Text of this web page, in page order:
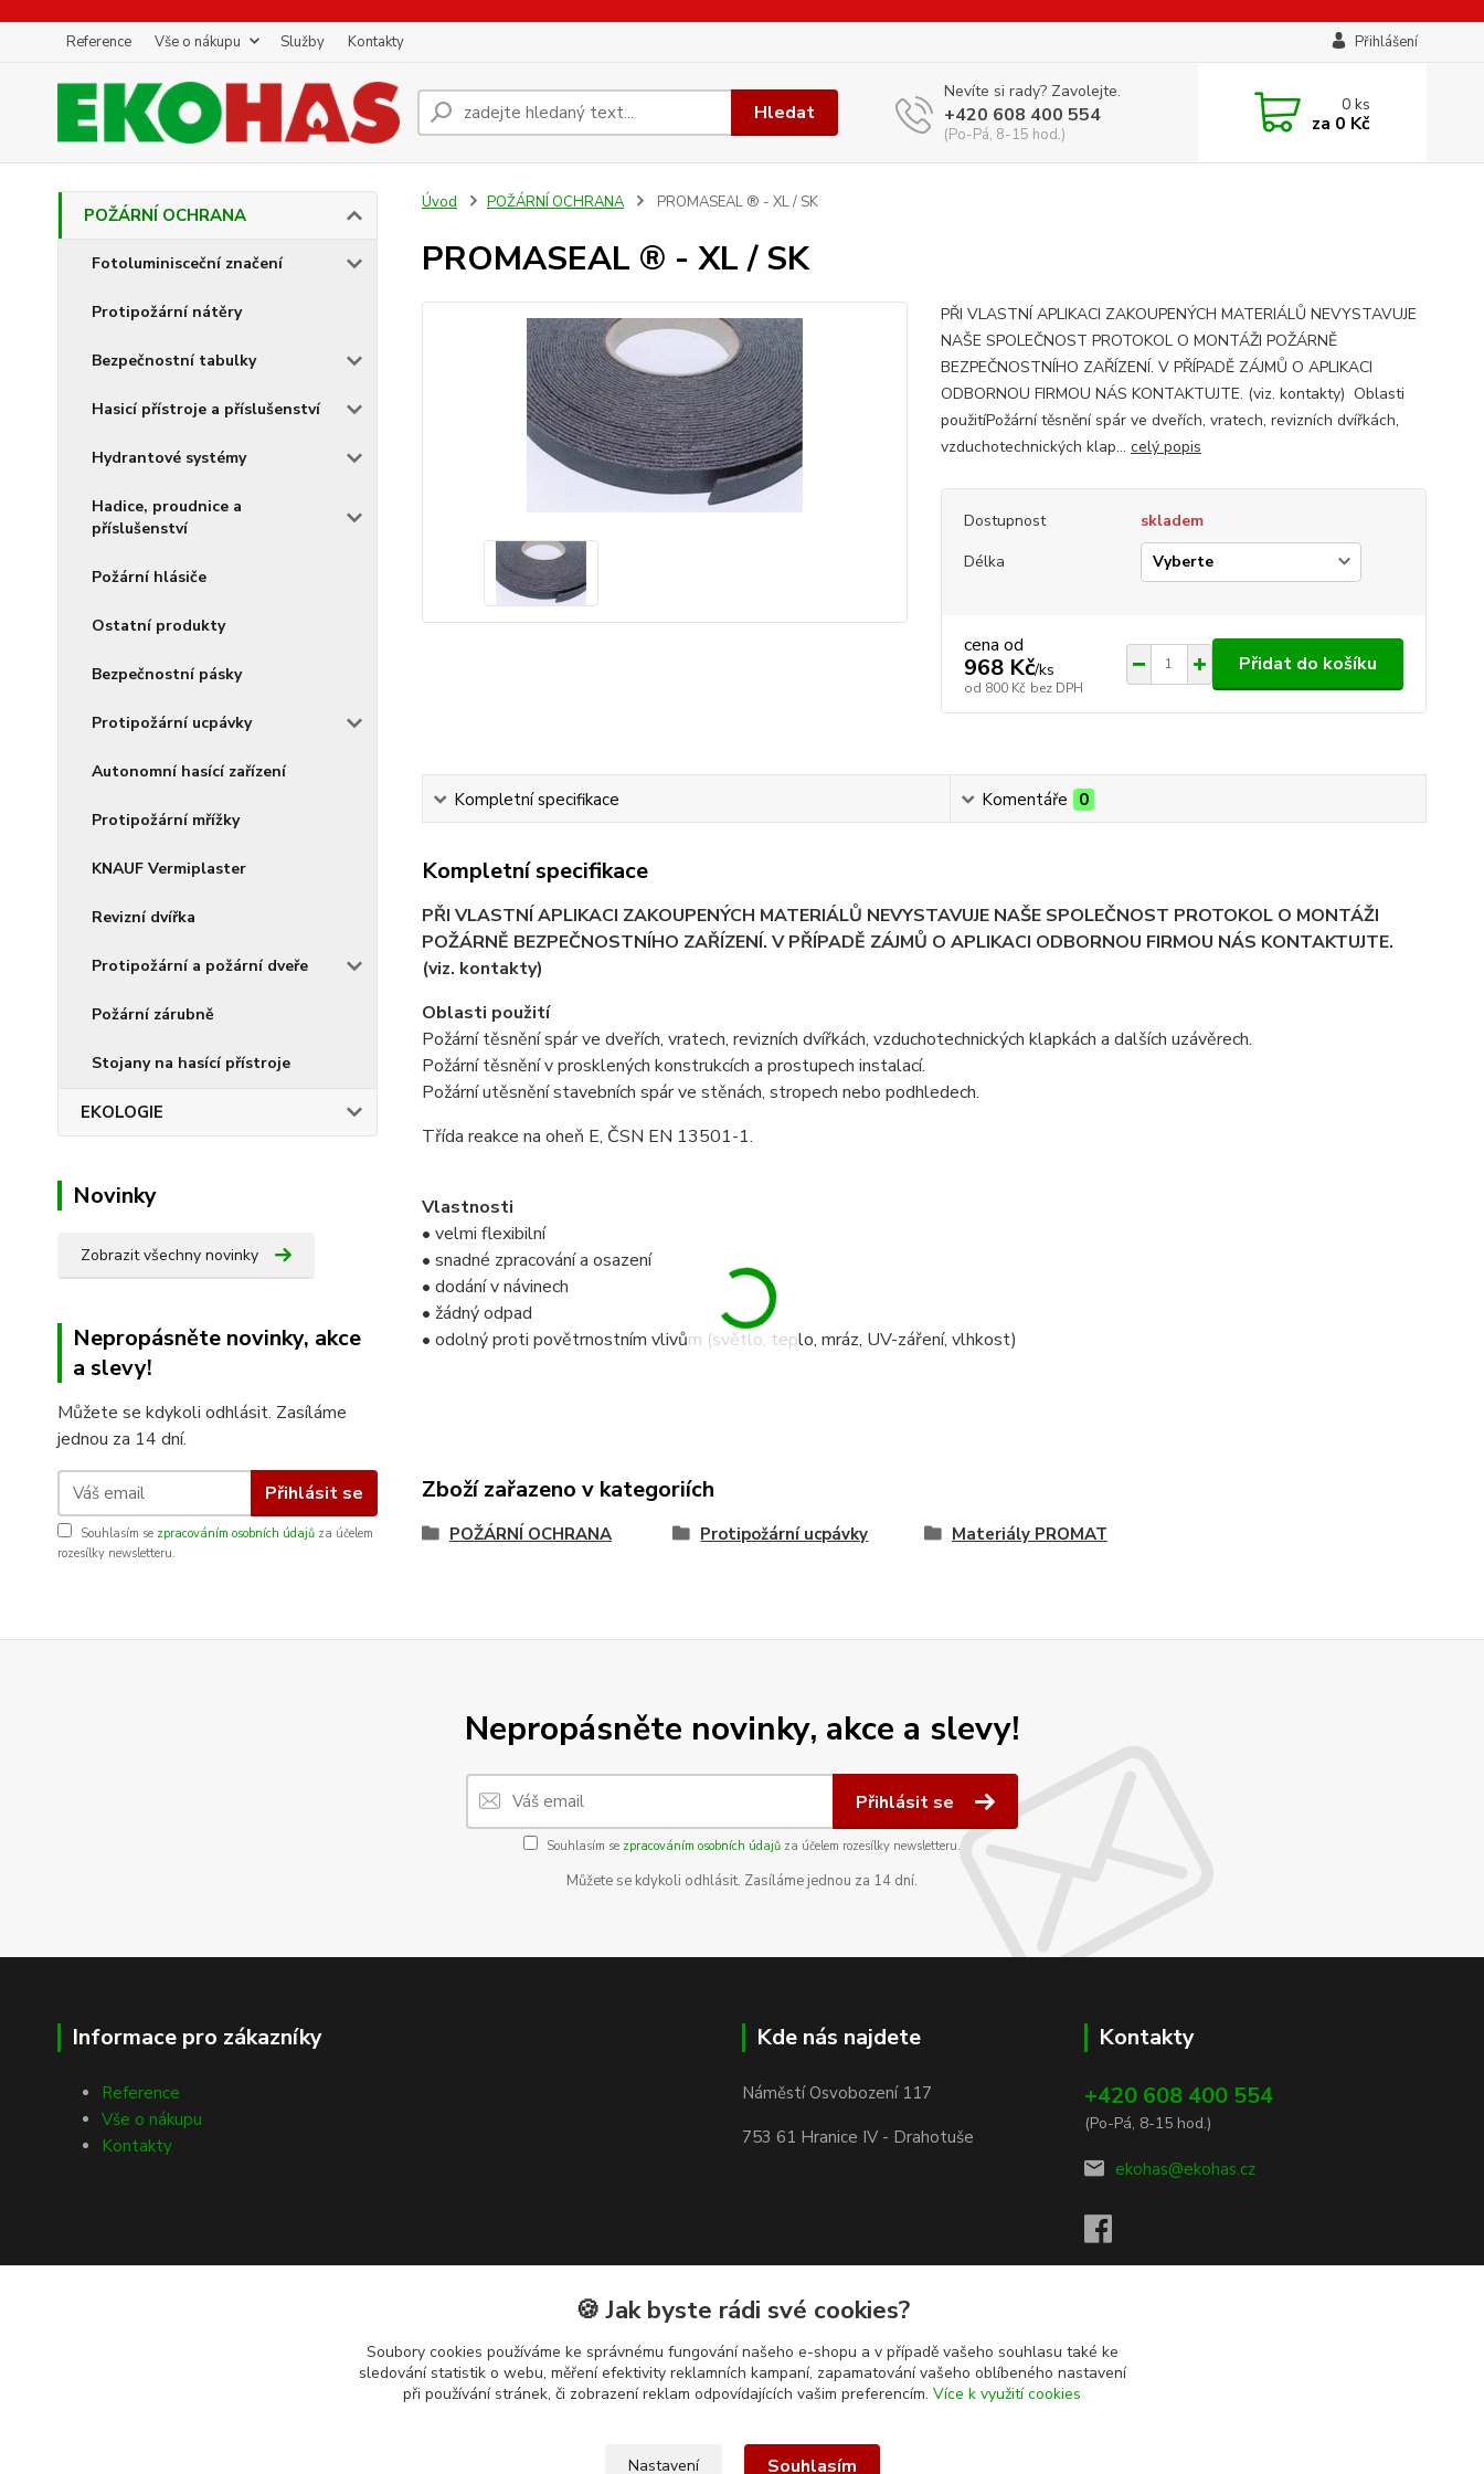
Reference Vše o nákupu Služby Kontakty Přihlášení
Hledat
Nevíte si rady? Zavolejte.
+420 608 400 554
(Po-Pá, 8-15 hod.)
0ks
za 0 Kč
POŽÁRNÍ OCHRANA
Fotoluminisceční značení
Protipožární nátěry
Bezpečnostní tabulky
Hasicí přístroje a příslušenství
Hydrantové systémy
Hadice, proudnice a
příslušenství
Požární hlásiče
Ostatní produkty
Bezpečnostní pásky
Protipožární ucpávky
Autonomní hasící zařízení
Protipožární mřížky
KNAUF Vermiplaster
Revizní dvířka
Protipožární a požární dveře
Požární zárubně
Stojany na hasící přístroje
EKOLOGIE
Novinky
Zobrazit všechny novinky
Nepropásněte novinky, akce
a slevy!
Můžete se kdykoli odhlásit. Zasíláme
jednou za 14 dní.
Přihlásit se
Souhlasím se zpracováním osobních údajů za účelem
rozesílky newsletteru.
Úvod POŽÁRNÍ OCHRANA PROMASEAL ® - XL / SK
PROMASEAL ® - XL / SK
PŘI VLASTNÍ APLIKACI ZAKOUPENÝCH MATERIÁLŮ NEVYSTAVUJE
NAŠE SPOLEČNOST PROTOKOL O MONTÁŽI POŽÁRNĚ
BEZPEČNOSTNÍHO ZAŘÍZENÍ. V PŘÍPADĚ ZÁJMŮ O APLIKACI
ODBORNOU FIRMOU NÁS KONTAKTUJTE. (viz. kontakty) Oblasti
použitíPožární těsnění spár ve dveřích, vratech, revizních dvířkách,
vzduchotechnických klap... celý popis
Dostupnost
skladem
Délka
cena od
968 Kč/ks
od 800 Kč bez DPH
Přidat do košíku
Kompletní specifikace Komentáře 0
Kompletní specifikace
PŘI VLASTNÍ APLIKACI ZAKOUPENÝCH MATERIÁLŮ NEVYSTAVUJE NAŠE SPOLEČNOST PROTOKOL O MONTÁŽI
POŽÁRNĚ BEZPEČNOSTNÍHO ZAŘÍZENÍ. V PŘÍPADĚ ZÁJMŮ O APLIKACI ODBORNOU FIRMOU NÁS KONTAKTUJTE.
(viz. kontakty)
Oblasti použití
Požární těsnění spár ve dveřích, vratech, revizních dvířkách, vzduchotechnických klapkách a dalších uzávěrech.
Požární těsnění v prosklených konstrukcích a prostupech instalací.
Požární utěsnění stavebních spár ve stěnách, stropech nebo podhledech.
Třída reakce na oheň E, ČSN EN 13501-1.
Vlastnosti
• velmi flexibilní
• snadné zpracování a osazení
• dodání v návinech
• žádný odpad
• odolný proti povětrnostním vlivům (světlo, teplo, mráz, UV-záření, vlhkost)
Zboží zařazeno v kategoriích
POŽÁRNÍ OCHRANA Protipožární ucpávky Materiály PROMAT
Nepropásněte novinky, akce a slevy!
Přihlásit se
Souhlasím se zpracováním osobních údajů za účelem rozesílky newsletteru.
Můžete se kdykoli odhlásit. Zasíláme jednou za 14 dní.
Informace pro zákazníky
Reference
Vše o nákupu
Kontakty
Kde nás najdete
Náměstí Osvobození 117
753 61 Hranice IV - Drahotuše
Kontakty
+420 608 400 554
(Po-Pá, 8-15 hod.)
ekohas@ekohas.cz
🍪 Jak byste rádi své cookies?
Soubory cookies používáme ke správnému fungování našeho e-shopu a v případě vašeho souhlasu také ke
sledování statistik o webu, měření efektivity reklamních kampaní, zapamatování vašeho oblíbeného nastavení
při používání stránek, či zobrazení reklam odpovídajících vašim preferencím. Více k využití cookies
Nastavení Souhlasím